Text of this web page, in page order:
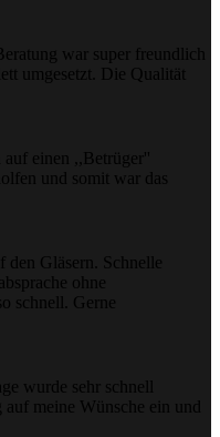
war super freundlich
umgesetzt. Die Qualität
einen ,,Betrüger''
und somit war das
den Gläsern. Schnelle
ohne
schnell. Gerne
wurde sehr schnell
meine Wünsche ein und